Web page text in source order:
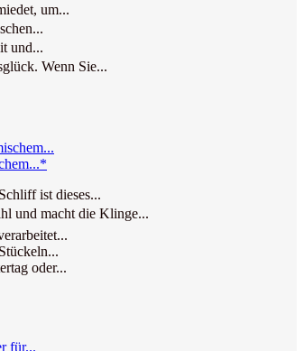
um...
und...
Wenn Sie...
ist dieses...
und macht die Klinge...
oder...